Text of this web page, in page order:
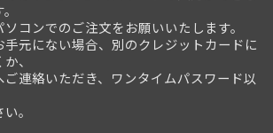
ンでのご注文をお願いいたします。
元にない場合、別のクレジットカードに
、
絡いただき、ワンタイムパスワード以
。